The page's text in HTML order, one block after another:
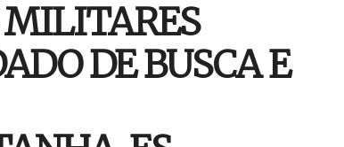
MILITARES
DE BUSCA E